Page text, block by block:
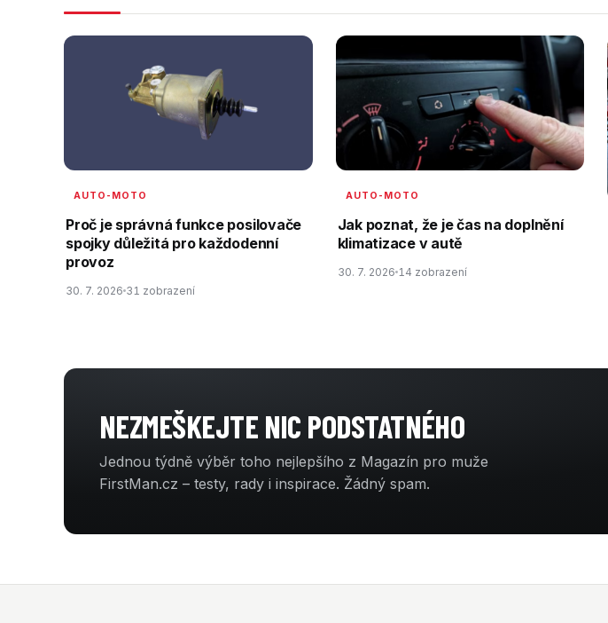
AUTO-MOTO
Proč je správná funkce posilovače
spojky důležitá pro každodenní
provoz
30. 7. 2026 31 zobrazení
AUTO-MOTO
Jak poznat, že je čas na doplnění
klimatizace v autě
30. 7. 2026 14 zobrazení
NEZMEŠKEJTE NIC PODSTATNÉHO
Jednou týdně výběr toho nejlepšího z Magazín pro muže
FirstMan.cz – testy, rady i inspirace. Žádný spam.